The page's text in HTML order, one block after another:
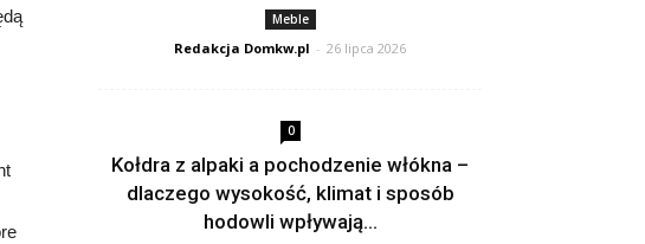
Meble
Redakcja Domkw.pl - 26 lipca 2026
0
Kołdra z alpaki a pochodzenie włókna –
dlaczego wysokość, klimat i sposób
hodowli wpływają...